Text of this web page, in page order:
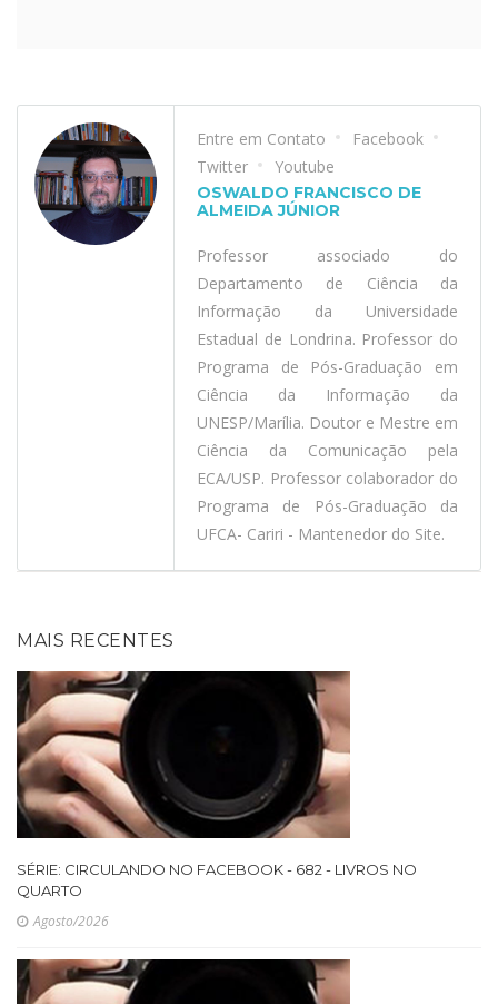
Entre em Contato
Facebook
Twitter
Youtube
OSWALDO FRANCISCO DE
ALMEIDA JÚNIOR
Professor associado do
Departamento de Ciência da
Informação da Universidade
Estadual de Londrina. Professor do
Programa de Pós-Graduação em
Ciência da Informação da
UNESP/Marília. Doutor e Mestre em
Ciência da Comunicação pela
ECA/USP. Professor colaborador do
Programa de Pós-Graduação da
UFCA- Cariri - Mantenedor do Site.
MAIS RECENTES
SÉRIE: CIRCULANDO NO FACEBOOK - 682 - LIVROS NO
QUARTO
Agosto/2026